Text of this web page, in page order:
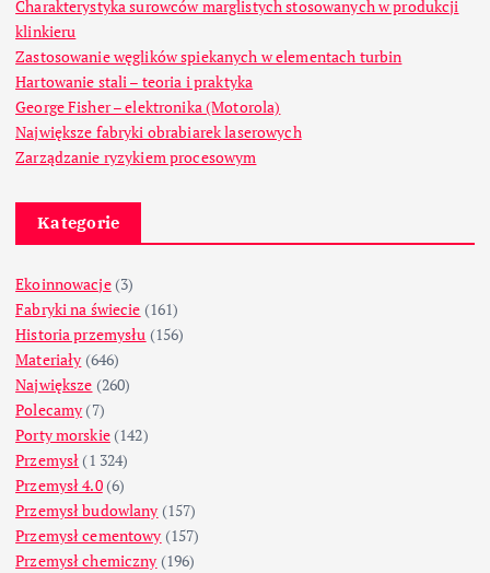
Charakterystyka surowców marglistych stosowanych w produkcji
klinkieru
Zastosowanie węglików spiekanych w elementach turbin
Hartowanie stali – teoria i praktyka
George Fisher – elektronika (Motorola)
Największe fabryki obrabiarek laserowych
Zarządzanie ryzykiem procesowym
Kategorie
Ekoinnowacje(3)
Fabryki na świecie (161)
Historia przemysłu (156)
Materiały (646)
Największe (260)
Polecamy (7)
Porty morskie(142)
Przemysł (1 324)
Przemysł 4.0(6)
Przemysł budowlany (157)
Przemysł cementowy (157)
Przemysł chemiczny (196)